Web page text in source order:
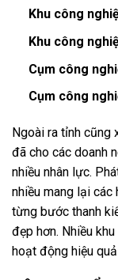
Khu công
Khu công
Cụm công
Cụm công
Ngoài ra tỉnh cũng
đã cho các doanh
nhiều nhân lực.
nhiều mang lại
từng bước thanh
đẹp hơn. Nhiều
hoạt động hiệu